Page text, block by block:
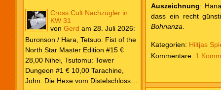
Vagabond Master Edition #12 €
24,00 Inagaki / Murata: Eyeshield
Fujimoto: Chainsaw Man #22 € 8,50
Aoyama: Detektiv Conan #108 €
8,00 Eichinger, Daniel: Oventroja
(Fortsetzung von Jovantore) €
22,00 Iwatobi: Herr Unsichtbar und
Cross Cult Nachzügler in
KW 31
von Gerd am 28. Juli 2026:
Buronson / Hara, Tetsuo: Fist of the
North Star Master Edition #15 €
28,00 Nihei, Tsutomu: Tower
Dungeon #1 € 10,00 Tarachine,
John: Die Hexe vom Distelschloss
Auszeichnung:
dass ein recht
Bohnanza
Kategorien: Hiltjas
1